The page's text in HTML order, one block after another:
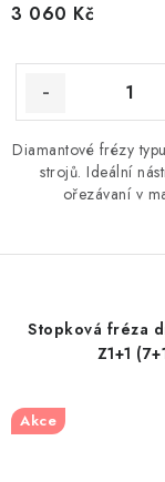
3 060 Kč
Diamantové frézy
strojů. Ideální
ořezávaní v
Stopková fréza
Z1+1
Akce